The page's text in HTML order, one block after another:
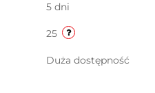
5 dni
25
Duża dostępność